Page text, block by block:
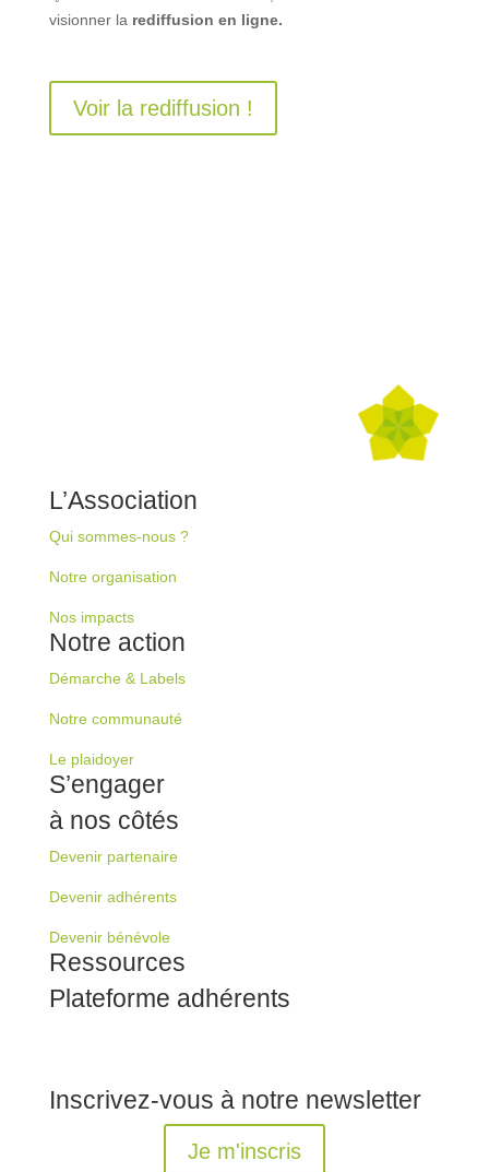
visionner la rediffusion en ligne.
Voir la rediffusion !
L’Association
Qui sommes-nous ?
Notre organisation
Nos impacts
Notre action
Démarche & Labels
Notre communauté
Le plaidoyer
S’engager
à nos côtés
Devenir partenaire
Devenir adhérents
Devenir bénévole
Ressources
Plateforme adhérents
Inscrivez-vous à notre newsletter
Je m'inscris